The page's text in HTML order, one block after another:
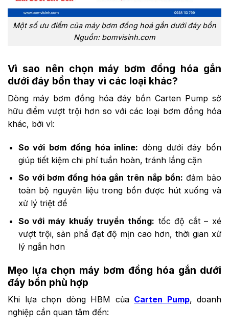
Một số ưu điểm của máy bơm đồng hoá gắn dưới đáy bồn
Nguồn: bomvisinh.com
Vì sao nên chọn máy bơm đồng hóa gắn
dưới đáy bồn thay vì các loại khác?
Dòng máy bơm đồng hóa đáy bồn Carten Pump sở
hữu điểm vượt trội hơn so với các loại bơm đồng hóa
khác, bởi vì:
So với bơm đồng hóa inline: dòng dưới đáy bồn
giúp tiết kiệm chi phí tuần hoàn, tránh lắng cặn
So với bơm đồng hóa gắn trên nắp bồn: đảm bảo
toàn bộ nguyên liệu trong bồn được hút xuống và
xử lý triệt để
So với máy khuấy truyền thống: tốc độ cắt – xé
vượt trội, sản phẩ đạt độ mịn cao hơn, thời gian xử
lý ngắn hơn
Mẹo lựa chọn máy bơm đồng hóa gắn dưới
đáy bồn phù hợp
Khi lựa chọn dòng HBM của Carten Pump, doanh
nghiệp cần quan tâm đến: